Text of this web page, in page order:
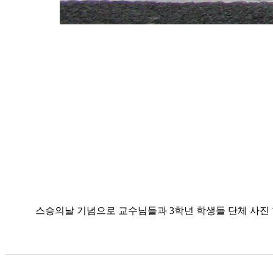
스승의날 기념으로 교수님들과 3학년 학생들 단체 사진